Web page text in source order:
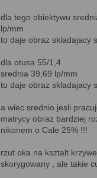
dla tego obiektywu
lp/mm
to daje obraz skladajacy
dla otusa 55/1,4
srednia 39,69 lp/mm
to daje obraz skladajacy
a wiec srednio jesli
matrycy obraz bardziej
nikonem o Cale 25% !!!
rzut oka na ksztalt
skorygowany , ale takie